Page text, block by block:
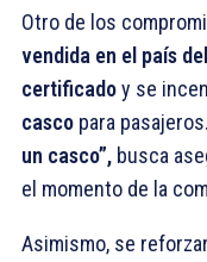
Otro de los
vendida en el país
certificadoy se
casco para
un casco”, busca
el momento de la
Asimismo, se